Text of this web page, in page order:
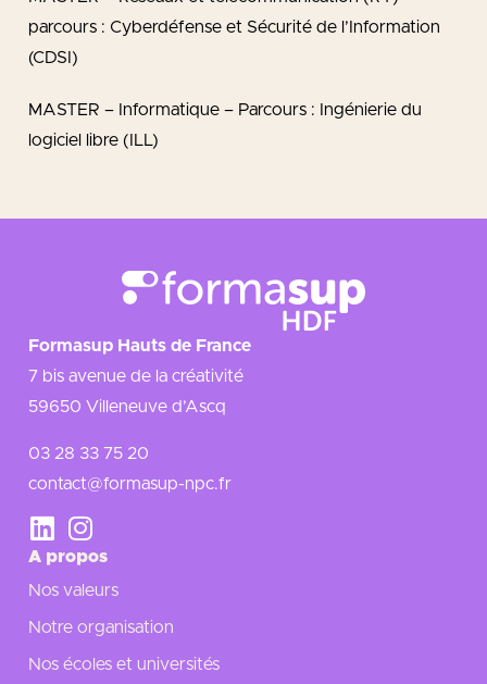
parcours : Cyberdéfense et Sécurité de l’Information
(CDSI)
MASTER – Informatique – Parcours : Ingénierie du
logiciel libre (ILL)
Formasup Hauts de France
7 bis avenue de la créativité
59650 Villeneuve d’Ascq
03 28 33 75 20
contact@formasup-npc.fr
A propos
Nos valeurs
Notre organisation
Nos écoles et universités